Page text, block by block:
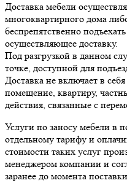
Доставка мебели
многоквартирного дома
беспрепятственно
осуществляющее доставку.
Под разгрузкой в данном
точке, доступной для
Доставка не включает в
помещение, квартиру,
действия, связанные с
Услуги по заносу мебели в
отдельному тарифу и
стоимости таких услуг
менеджером компании и
заранее до момента